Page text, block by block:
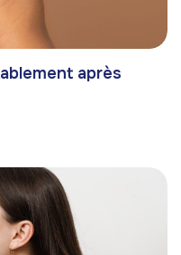
après